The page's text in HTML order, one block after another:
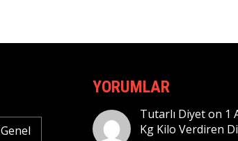
Genel
YORUMLAR
Tutarlı Diyeton 1
Kg Kilo Verdiren